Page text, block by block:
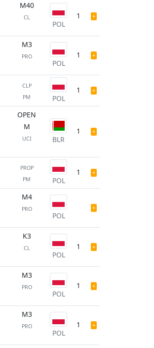
M40
CL
POL
1
M3
PRO
POL
1
CLP
PM
POL
1
OPEN
M
UCI BLR
1
PROP
PM
POL
1
M4
PRO
POL
K3
CL
POL
1
M3
PRO
POL
1
M3
PRO
POL
1